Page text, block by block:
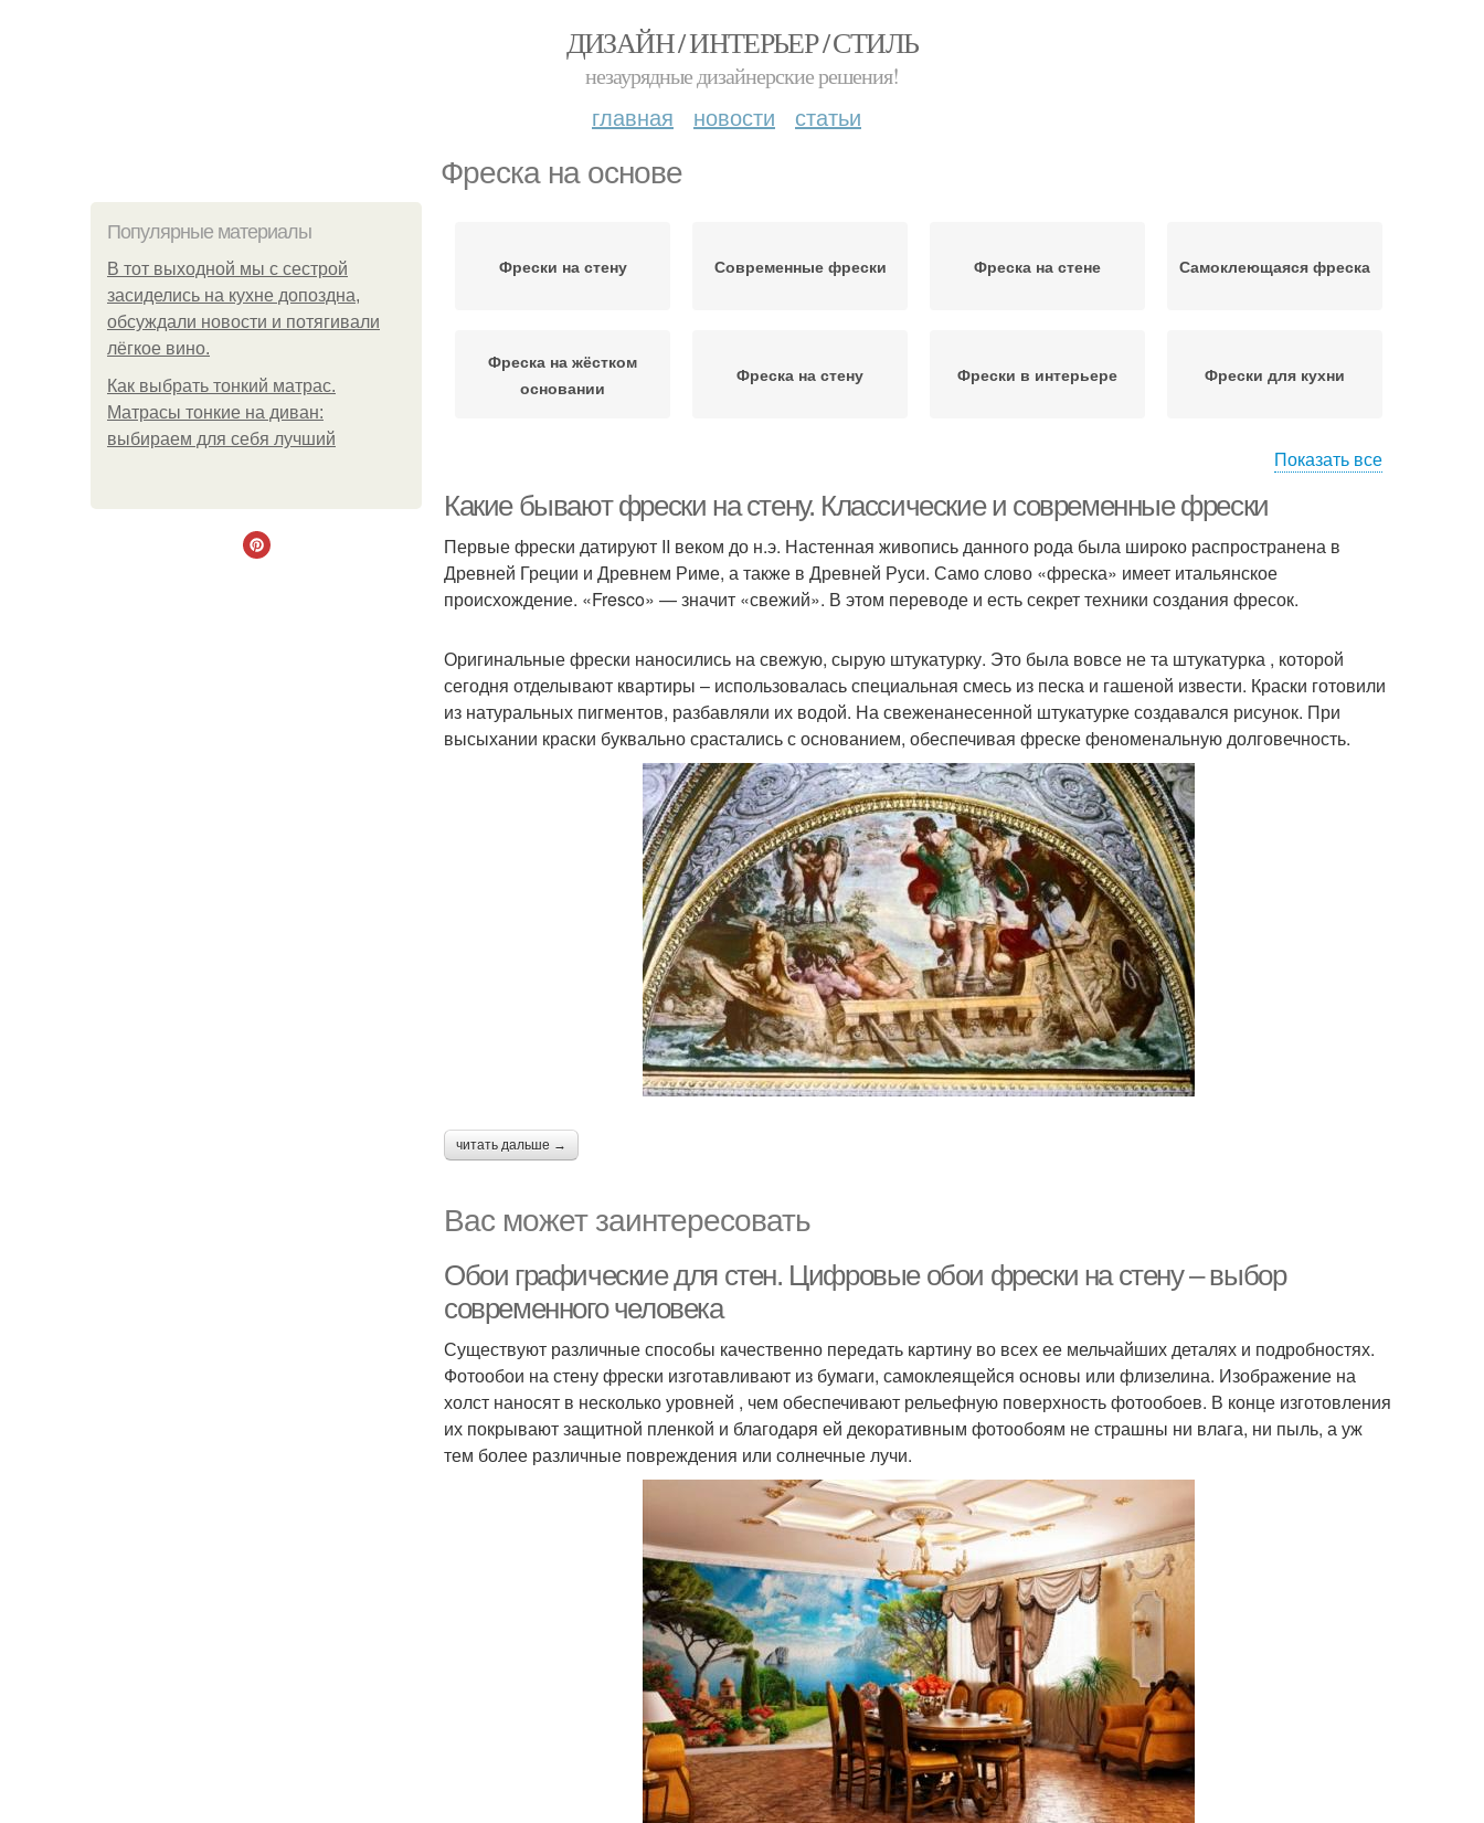
ДИЗАЙН / ИНТЕРЬЕР / СТИЛЬ
незаурядные дизайнерские решения!
главная новости статьи
Фреска на основе
Популярные материалы
В тот выходной мы с сестрой
засиделись на кухне допоздна,
обсуждали новости и потягивали
лёгкое вино.
Как выбрать тонкий матрас.
Матрасы тонкие на диван:
выбираем для себя лучший
Фрески на стену Современные фрески Фреска на стене Самоклеющаяся фреска
Фреска на жёстком
основании
Фреска на стену Фрески в интерьере Фрески для кухни
штукатурке
Фреска на
самоклеящемся полотне
Фабричная фреска
Фреска на штукатурной
основе
Самоклеющиеся фрески
Фреска в интерьере
Показать все
Какие бывают фрески на стену. Классические и современные фрески
Первые фрески датируют II веком до н.э. Настенная живопись данного рода была широко распространена в
Древней Греции и Древнем Риме, а также в Древней Руси. Само слово «фреска» имеет итальянское
происхождение. «Fresco» — значит «свежий». В этом переводе и есть секрет техники создания фресок.
Оригинальные фрески наносились на свежую, сырую штукатурку. Это была вовсе не та штукатурка , которой
сегодня отделывают квартиры – использовалась специальная смесь из песка и гашеной извести. Краски готовили
из натуральных пигментов, разбавляли их водой. На свеженанесенной штукатурке создавался рисунок. При
высыхании краски буквально срастались с основанием, обеспечивая фреске феноменальную долговечность.
читать дальше →
Вас может заинтересовать
Обои графические для стен. Цифровые обои фрески на стену – выбор
современного человека
Существуют различные способы качественно передать картину во всех ее мельчайших деталях и подробностях.
Фотообои на стену фрески изготавливают из бумаги, самоклеящейся основы или флизелина. Изображение на
холст наносят в несколько уровней , чем обеспечивают рельефную поверхность фотообоев. В конце изготовления
их покрывают защитной пленкой и благодаря ей декоративным фотообоям не страшны ни влага, ни пыль, а уж
тем более различные повреждения или солнечные лучи.